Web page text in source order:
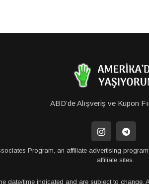
ABD’de Alışveriş ve Kupon
Program, an affiliate advertising
affiliate sites.
date/time indicated and are subject to